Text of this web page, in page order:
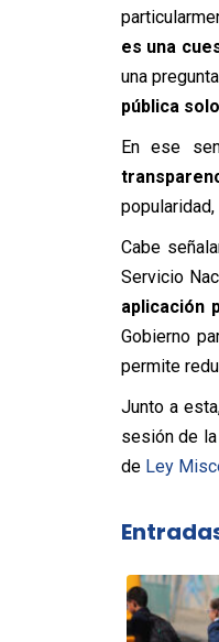
es una
una
pública
En ese
Cabe
Servicio
aplicación
Gobierno
permite
Junto a
sesión de
de Ley